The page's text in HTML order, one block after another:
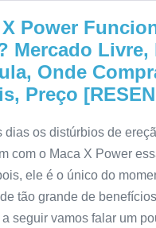
X Power
Mercado Livre,
Onde
Preço
dias os distúrbios de
com o Maca X Power
ele é o único do
tão grande de
seguir vamos falar um